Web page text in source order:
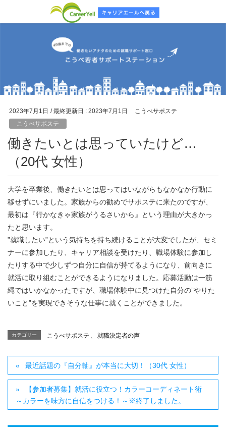
2023年7月1日 / 最終更新日 : 2023年7月1日
こうべサポステ
こうべサポステ
働きたいとは思っていたけど…
（20代 女性）
大学を卒業後、働きたいとは思ってはいながらもなかなか行動に
移せずにいました。家族からの勧めでサポステに来たのですが、
最初は『行かなきゃ家族がうるさいから』という理由が大きかっ
たと思います。
”就職したい”という気持ちを持ち続けることが大変でしたが、セミ
ナーに参加したり、キャリア相談を受けたり、職場体験に参加し
たりする中で少しずつ自分に自信が持てるようになり、前向きに
就活に取り組むことができるようになりました。応募活動は一筋
縄ではいかなかったですが、職場体験中に見つけた自分の”やりた
いこと”を実現できそうな仕事に就くことができました。
カテゴリー こうべサポステ 就職決定者の声
最近話題の『自分軸』が本当に大切！（30代 女性）
【参加者募集】就活に役立つ！カラーコーディネート術
～カラーを味方に自信をつける！～※終了しました。